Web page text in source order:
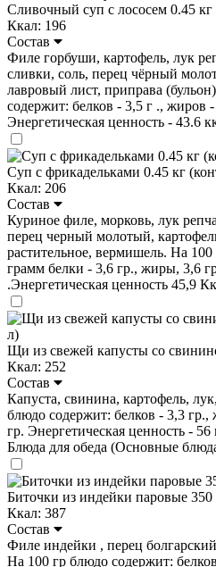
Сливочный суп с лососем 0.45 кг
Ккал: 196
Состав
Филе горбуши, картофель, лук
сливки, соль, перец чёрный
лавровый лист, приправа
содержит: белков - 3,5 г ., жиров -
Энергетическая ценность - 43.6
Суп с фрикадельками 0.45 кг
Ккал: 206
Состав
Куриное филе, морковь, лук
перец черный молотый,
растительное, вермишель. На
грамм белки - 3,6 гр., жиры, 3,6
.Энергетическая ценность 45,9
Щи из свежей капусты со
Ккал: 252
Состав
Капуста, свинина, картофель,
блюдо содержит: белков - 3,3 гр.,
гр. Энергетическая ценность - 56
Блюда для обеда (Основные
Биточки из индейки паровые 350
Ккал: 387
Состав
Филе индейки , перец
На 100 гр блюдо содержит: